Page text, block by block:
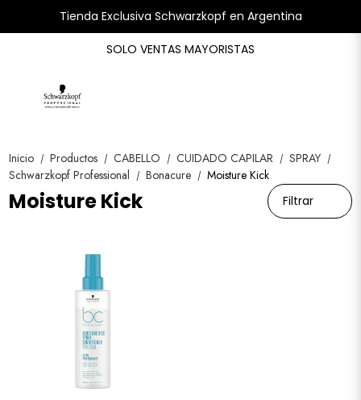
Tienda Exclusiva Schwarzkopf en Argentina
SOLO VENTAS MAYORISTAS
Inicio / Productos / CABELLO / CUIDADO CAPILAR / SPRAY /
Schwarzkopf Professional / Bonacure / Moisture Kick
Moisture Kick Filtrar